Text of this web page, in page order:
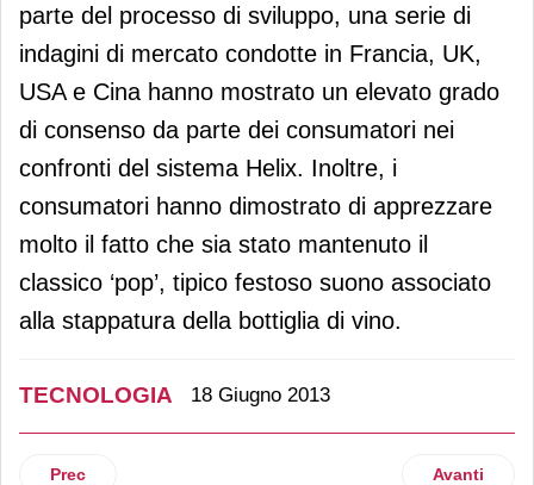
parte del processo di sviluppo, una serie di
indagini di mercato condotte in Francia, UK,
USA e Cina hanno mostrato un elevato grado
di consenso da parte dei consumatori nei
confronti del sistema Helix. Inoltre, i
consumatori hanno dimostrato di apprezzare
molto il fatto che sia stato mantenuto il
classico ‘pop’, tipico festoso suono associato
alla stappatura della bottiglia di vino.
TECNOLOGIA 18 Giugno 2013
Articolo precedente: Custom presenta la nuova stampante
Prec Articolo
Avanti